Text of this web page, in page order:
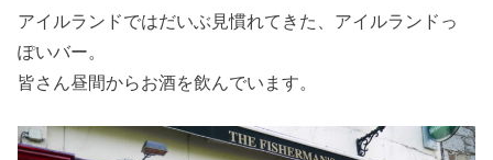
アイルランドではだいぶ見慣れてきた、アイルランドっ
ぽいバー。
皆さん昼間からお酒を飲んでいます。